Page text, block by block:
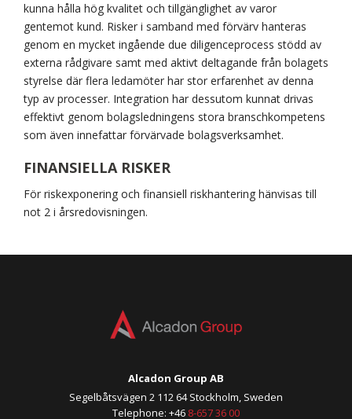
kunna hålla hög kvalitet och tillgänglighet av varor
gentemot kund. Risker i samband med förvärv hanteras
genom en mycket ingående due diligenceprocess stödd av
externa rådgivare samt med aktivt deltagande från bolagets
styrelse där flera ledamöter har stor erfarenhet av denna
typ av processer. Integration har dessutom kunnat drivas
effektivt genom bolagsledningens stora branschkompetens
som även innefattar förvärvade bolagsverksamhet.
FINANSIELLA RISKER
För riskexponering och finansiell riskhantering hänvisas till
not 2 i årsredovisningen.
Alcadon Group AB
Segelbåtsvägen 2 112 64 Stockholm, Sweden
Telephone: +46 8-657 36 00